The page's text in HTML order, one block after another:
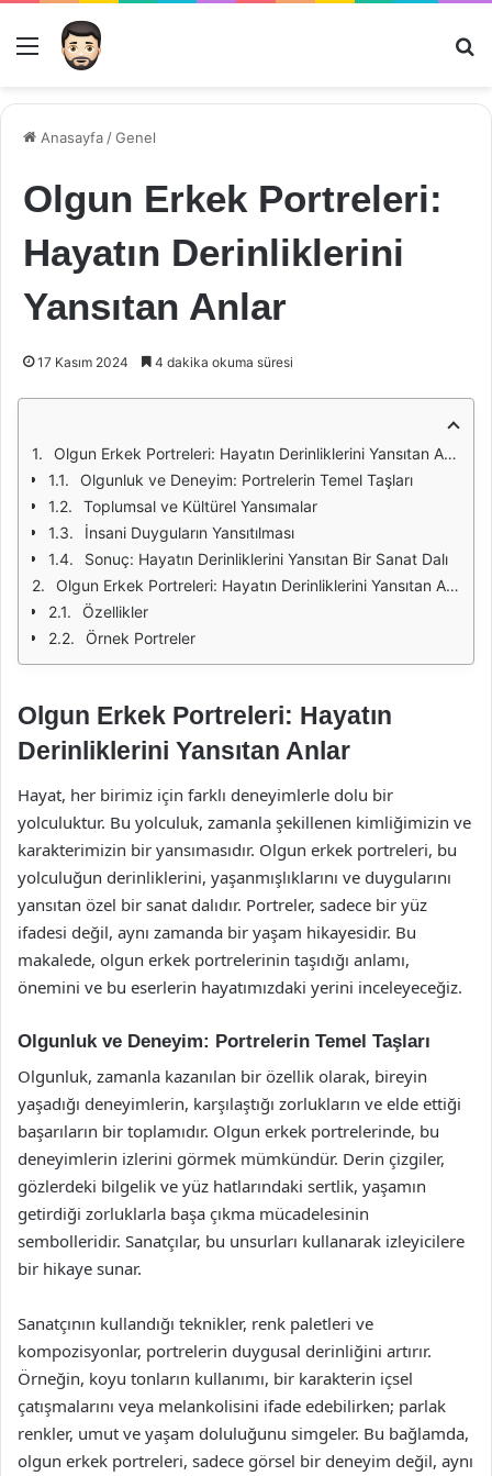
Menü
Anasayfa /Genel
Olgun Erkek Portreleri:
Hayatın Derinliklerini
Yansıtan Anlar
17 Kasım 2024 4 dakika okuma süresi
Olgun Erkek Portreleri: Hayatın Derinliklerini Yansıtan Anlar
Olgunluk ve Deneyim: Portrelerin Temel Taşları
Toplumsal ve Kültürel Yansımalar
İnsani Duyguların Yansıtılması
Sonuç: Hayatın Derinliklerini Yansıtan Bir Sanat Dalı
Olgun Erkek Portreleri: Hayatın Derinliklerini Yansıtan Anlar
Özellikler
Örnek Portreler
Olgun Erkek Portreleri: Hayatın
Derinliklerini Yansıtan Anlar
Hayat, her birimiz için farklı deneyimlerle dolu bir
yolculuktur. Bu yolculuk, zamanla şekillenen kimliğimizin ve
karakterimizin bir yansımasıdır. Olgun erkek portreleri, bu
yolculuğun derinliklerini, yaşanmışlıklarını ve duygularını
yansıtan özel bir sanat dalıdır. Portreler, sadece bir yüz
ifadesi değil, aynı zamanda bir yaşam hikayesidir. Bu
makalede, olgun erkek portrelerinin taşıdığı anlamı,
önemini ve bu eserlerin hayatımızdaki yerini inceleyeceğiz.
Olgunluk ve Deneyim: Portrelerin Temel Taşları
Olgunluk, zamanla kazanılan bir özellik olarak, bireyin
yaşadığı deneyimlerin, karşılaştığı zorlukların ve elde ettiği
başarıların bir toplamıdır. Olgun erkek portrelerinde, bu
deneyimlerin izlerini görmek mümkündür. Derin çizgiler,
gözlerdeki bilgelik ve yüz hatlarındaki sertlik, yaşamın
getirdiği zorluklarla başa çıkma mücadelesinin
sembolleridir. Sanatçılar, bu unsurları kullanarak izleyicilere
bir hikaye sunar.
Sanatçının kullandığı teknikler, renk paletleri ve
kompozisyonlar, portrelerin duygusal derinliğini artırır.
Örneğin, koyu tonların kullanımı, bir karakterin içsel
çatışmalarını veya melankolisini ifade edebilirken; parlak
renkler, umut ve yaşam doluluğunu simgeler. Bu bağlamda,
olgun erkek portreleri, sadece görsel bir deneyim değil, aynı